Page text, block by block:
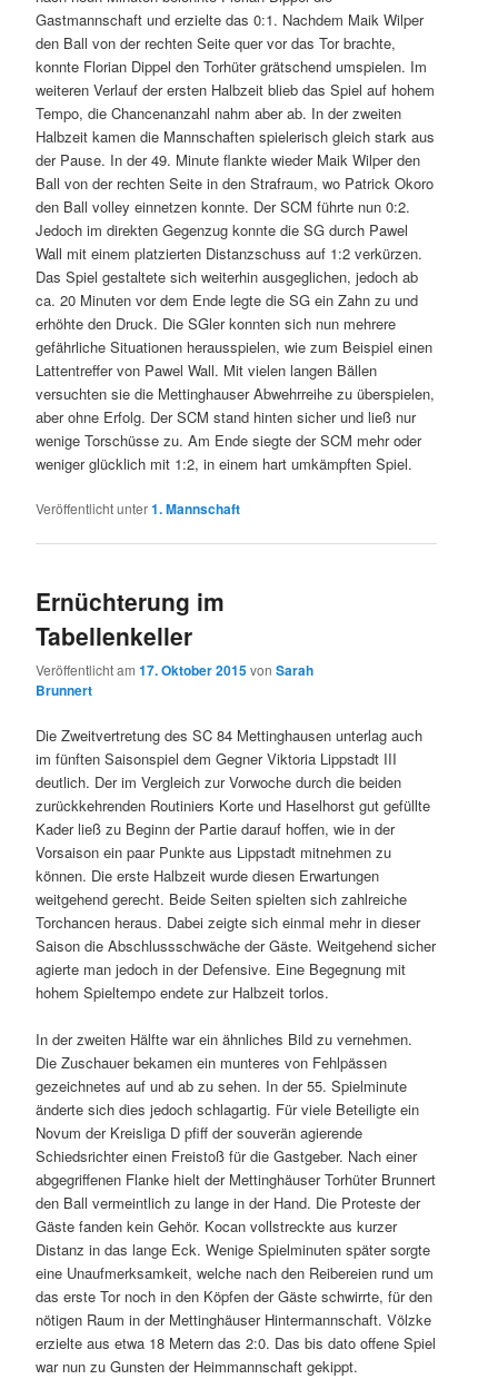
Gastmannschaft und erzielte das 0:1. Nachdem Maik Wilper
den Ball von der rechten Seite quer vor das Tor brachte,
konnte Florian Dippel den Torhüter grätschend umspielen. Im
weiteren Verlauf der ersten Halbzeit blieb das Spiel auf hohem
Tempo, die Chancenanzahl nahm aber ab. In der zweiten
Halbzeit kamen die Mannschaften spielerisch gleich stark aus
der Pause. In der 49. Minute flankte wieder Maik Wilper den
Ball von der rechten Seite in den Strafraum, wo Patrick Okoro
den Ball volley einnetzen konnte. Der SCM führte nun 0:2.
Jedoch im direkten Gegenzug konnte die SG durch Pawel
Wall mit einem platzierten Distanzschuss auf 1:2 verkürzen.
Das Spiel gestaltete sich weiterhin ausgeglichen, jedoch ab
ca. 20 Minuten vor dem Ende legte die SG ein Zahn zu und
erhöhte den Druck. Die SGler konnten sich nun mehrere
gefährliche Situationen herausspielen, wie zum Beispiel einen
Lattentreffer von Pawel Wall. Mit vielen langen Bällen
versuchten sie die Mettinghauser Abwehrreihe zu überspielen,
aber ohne Erfolg. Der SCM stand hinten sicher und ließ nur
wenige Torschüsse zu. Am Ende siegte der SCM mehr oder
weniger glücklich mit 1:2, in einem hart umkämpften Spiel.
Veröffentlicht unter1. Mannschaft
Ernüchterung im
Tabellenkeller
Veröffentlicht am17. Oktober 2015vonSarah
Brunnert
Die Zweitvertretung des SC 84 Mettinghausen unterlag auch
im fünften Saisonspiel dem Gegner Viktoria Lippstadt III
deutlich. Der im Vergleich zur Vorwoche durch die beiden
zurückkehrenden Routiniers Korte und Haselhorst gut gefüllte
Kader ließ zu Beginn der Partie darauf hoffen, wie in der
Vorsaison ein paar Punkte aus Lippstadt mitnehmen zu
können. Die erste Halbzeit wurde diesen Erwartungen
weitgehend gerecht. Beide Seiten spielten sich zahlreiche
Torchancen heraus. Dabei zeigte sich einmal mehr in dieser
Saison die Abschlussschwäche der Gäste. Weitgehend sicher
agierte man jedoch in der Defensive. Eine Begegnung mit
hohem Spieltempo endete zur Halbzeit torlos.
In der zweiten Hälfte war ein ähnliches Bild zu vernehmen.
Die Zuschauer bekamen ein munteres von Fehlpässen
gezeichnetes auf und ab zu sehen. In der 55. Spielminute
änderte sich dies jedoch schlagartig. Für viele Beteiligte ein
Novum der Kreisliga D pfiff der souverän agierende
Schiedsrichter einen Freistoß für die Gastgeber. Nach einer
abgegriffenen Flanke hielt der Mettinghäuser Torhüter Brunnert
den Ball vermeintlich zu lange in der Hand. Die Proteste der
Gäste fanden kein Gehör. Kocan vollstreckte aus kurzer
Distanz in das lange Eck. Wenige Spielminuten später sorgte
eine Unaufmerksamkeit, welche nach den Reibereien rund um
das erste Tor noch in den Köpfen der Gäste schwirrte, für den
nötigen Raum in der Mettinghäuser Hintermannschaft. Völzke
erzielte aus etwa 18 Metern das 2:0. Das bis dato offene Spiel
war nun zu Gunsten der Heimmannschaft gekippt.